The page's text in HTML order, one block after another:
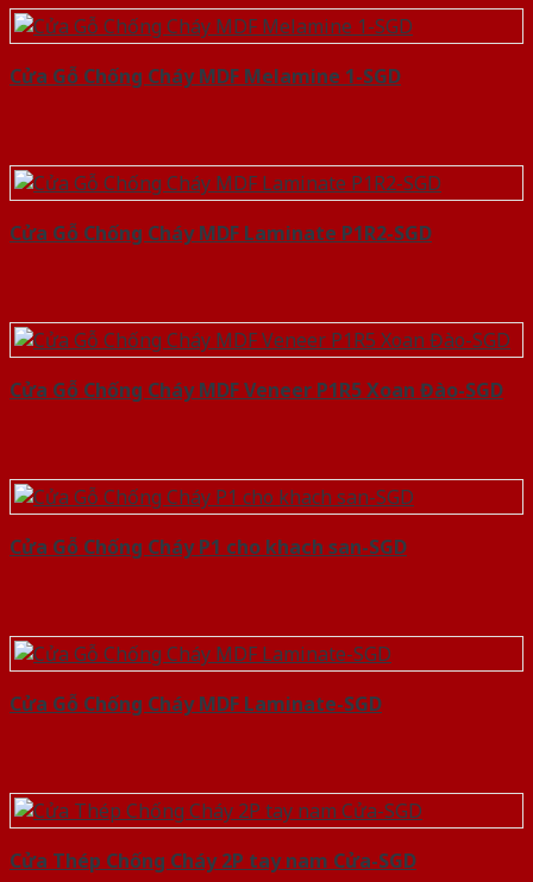
Cửa Gỗ Chống Cháy MDF Melamine 1-SGD
Cửa Gỗ Chống Cháy MDF Laminate P1R2-SGD
Cửa Gỗ Chống Cháy MDF Veneer P1R5 Xoan Đào-SGD
Cửa Gỗ Chống Cháy P1 cho khach san-SGD
Cửa Gỗ Chống Cháy MDF Laminate-SGD
Cửa Thép Chống Cháy 2P tay nam Cửa-SGD